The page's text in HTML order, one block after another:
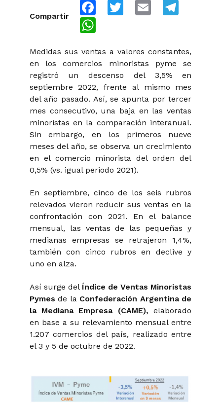
Compartir
FacebookTwitter Email
Medidas sus ventas a valores constantes,
en los comercios minoristas pyme se
registró un descenso del 3,5% en
septiembre 2022, frente al mismo mes
del año pasado. Así, se apunta por tercer
mes consecutivo, una baja en las ventas
minoristas en la comparación interanual.
Sin embargo, en los primeros nueve
meses del año, se observa un crecimiento
en el comercio minorista del orden del
0,5% (vs. igual periodo 2021).
En septiembre, cinco de los seis rubros
relevados vieron reducir sus ventas en la
confrontación con 2021. En el balance
mensual, las ventas de las pequeñas y
medianas empresas se retrajeron 1,4%,
también con cinco rubros en declive y
uno en alza.
Así surge del Índice de Ventas Minoristas
Pymes de la Confederación Argentina de
la Mediana Empresa (CAME),elaborado
en base a su relevamiento mensual entre
1.207 comercios del país, realizado entre
el 3 y 5 de octubre de 2022.